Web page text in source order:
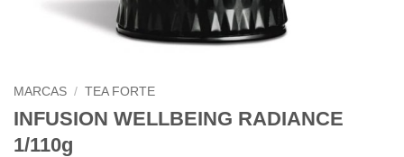
MARCAS / TEA FORTE
INFUSION WELLBEING RADIANCE
1/110g